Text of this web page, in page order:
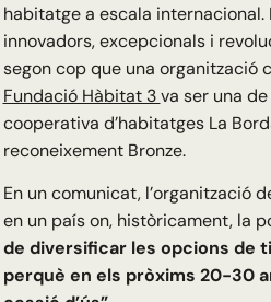
habitatge a escala
innovadors, excepcionals i
segon cop que una organització
Fundació Hàbitat 3va ser una
cooperativa d’habitatges La
reconeixement Bronze.
En un comunicat, l’organització
en un país on, històricament, la
de diversificar les opcions de
perquè en els pròxims 20-30